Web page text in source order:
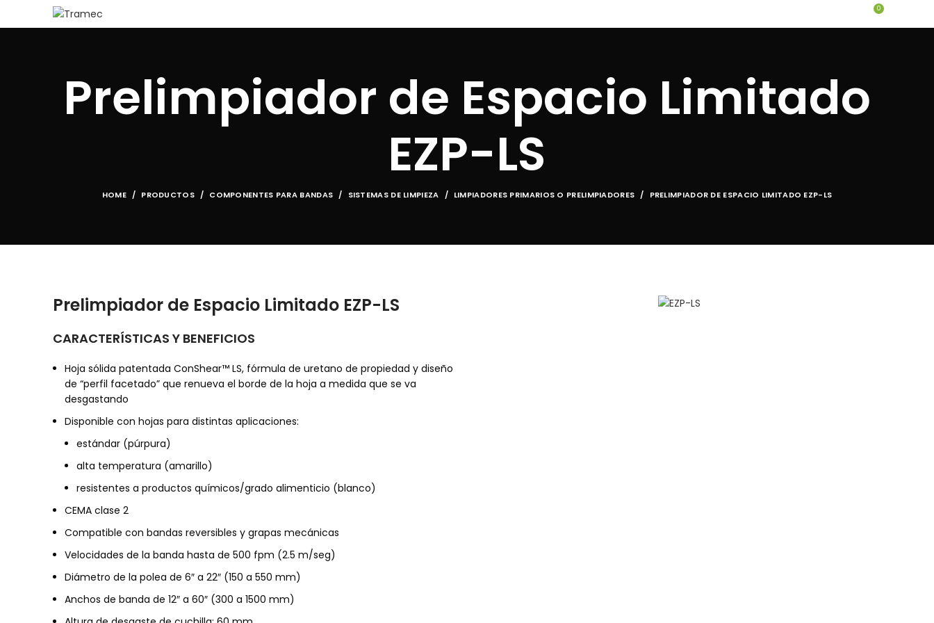
0
Prelimpiador de Espacio Limitado
EZP-LS
HOME PRODUCTOS COMPONENTES PARA BANDAS SISTEMAS DE LIMPIEZA LIMPIADORES PRIMARIOS O PRELIMPIADORES PRELIMPIADOR DE ESPACIO LIMITADO EZP-LS
Prelimpiador de Espacio Limitado EZP-LS
CARACTERÍSTICAS Y BENEFICIOS
Hoja sólida patentada ConShear™ LS, fórmula de uretano de propiedad y diseño
de “perfil facetado” que renueva el borde de la hoja a medida que se va
desgastando
Disponible con hojas para distintas aplicaciones:
estándar (púrpura)
alta temperatura (amarillo)
resistentes a productos químicos/grado alimenticio (blanco)
CEMA clase 2
Compatible con bandas reversibles y grapas mecánicas
Velocidades de la banda hasta de 500 fpm (2.5 m/seg)
Diámetro de la polea de 6″ a 22″ (150 a 550 mm)
Anchos de banda de 12″ a 60″ (300 a 1500 mm)